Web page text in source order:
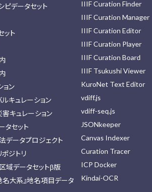
ピデータセット
ット
ョン
キュレーション
キュレーション
タセット
データプロジェクト
ジトリ
域データセットβ版
名大系』地名項目データ
IIIF Curation Finder
IIIF Curation Manager
IIIF Curation Editor
IIIF Curation Player
IIIF Curation Board
IIIF Tsukushi Viewer
KuroNet Text Editor
vdiff.js
vdiff-seq.js
JSONkeeper
Canvas Indexer
Curation Tracer
ICP Docker
Kindai-OCR